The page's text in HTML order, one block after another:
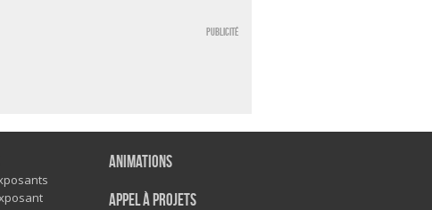
Publicité
Animations
Appel à projets